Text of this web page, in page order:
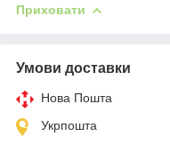
Приховати
Умови доставки
Нова Пошта
Укрпошта